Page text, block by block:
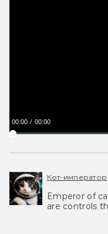
00:00 00:00
Кот-император
Emperor of
are controls